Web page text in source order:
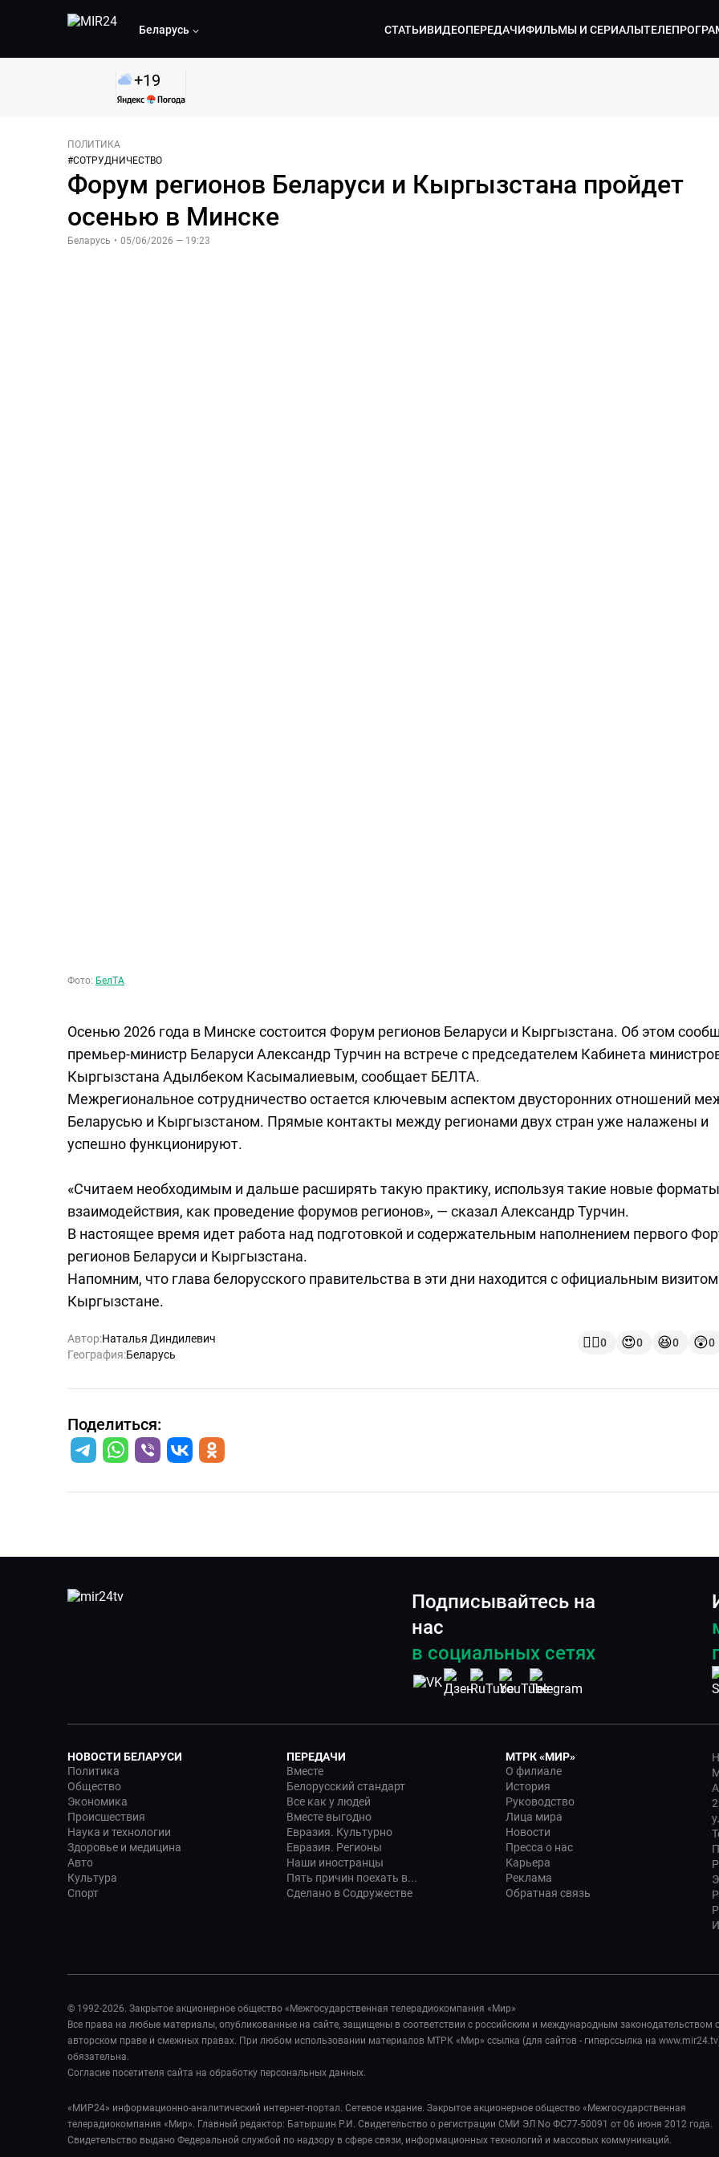
Беларусь СТАТЬИВИДЕОПЕРЕДАЧИФИЛЬМЫ И СЕРИАЛЫ
+19
ПОЛИТИКА
#СОТРУДНИЧЕСТВО
Форум регионов Беларуси и Кыргызстана пройдет
осенью в Минске
Беларусь • 05/06/2026 — 19:23
Фото: БелТА
Осенью 2026 года в Минске состоится Форум регионов Беларуси и Кыргызстана. Об этом
премьер-министр Беларуси Александр Турчин на встрече с председателем Кабинета
Кыргызстана Адылбеком Касымалиевым, сообщает БЕЛТА.
Межрегиональное сотрудничество остается ключевым аспектом двусторонних отношений
Беларусью и Кыргызстаном. Прямые контакты между регионами двух стран уже налажены и
успешно функционируют.
«Считаем необходимым и дальше расширять такую практику, используя такие новые форматы
взаимодействия, как проведение форумов регионов», — сказал Александр Турчин.
В настоящее время идет работа над подготовкой и содержательным наполнением первого
регионов Беларуси и Кыргызстана.
Напомним, что глава белорусского правительства в эти дни находится с официальным
Кыргызстане.
Автор:Наталья Диндилевич
География:Беларусь
👍🏻0 😍0 😆0 😲0
Поделиться:
Подписывайтесь на
нас
в социальных сетях
НОВОСТИ БЕЛАРУСИ
Политика
Общество
Экономика
Происшествия
Наука и технологии
Здоровье и медицина
Авто
Культура
Спорт
ПЕРЕДАЧИ
Вместе
Белорусский стандарт
Все как у людей
Вместе выгодно
Евразия. Культурно
Евразия. Регионы
Наши иностранцы
Пять причин поехать в...
Сделано в Содружестве
МТРК «МИР»
О филиале
История
Руководство
Лица мира
Новости
Пресса о нас
Карьера
Реклама
Обратная связь
© 1992-2026. Закрытое акционерное общество «Межгосударственная телерадиокомпания «Мир»
Все права на любые материалы, опубликованные на сайте, защищены в соответствии с российским и международным законодательством
авторском праве и смежных правах. При любом использовании материалов МТРК «Мир» ссылка (для сайтов - гиперссылка на
обязательна.
Согласие посетителя сайта на обработку персональных данных.
«МИР24» информационно-аналитический интернет-портал. Сетевое издание. Закрытое акционерное общество «Межгосударственная
телерадиокомпания «Мир». Главный редактор: Батыршин Р.И. Свидетельство о регистрации СМИ ЭЛ No ФС77-50091 от 06 июня 2012 года.
Свидетельство выдано Федеральной службой по надзору в сфере связи, информационных технологий и массовых коммуникаций.